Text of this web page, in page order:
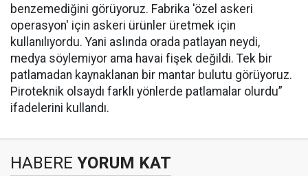
benzemediğini görüyoruz. Fabrika 'özel askeri
operasyon' için askeri ürünler üretmek için
kullanılıyordu. Yani aslında orada patlayan neydi,
medya söylemiyor ama havai fişek değildi. Tek bir
patlamadan kaynaklanan bir mantar bulutu görüyoruz.
Piroteknik olsaydı farklı yönlerde patlamalar olurdu”
ifadelerini kullandı.
HABERE YORUM KAT